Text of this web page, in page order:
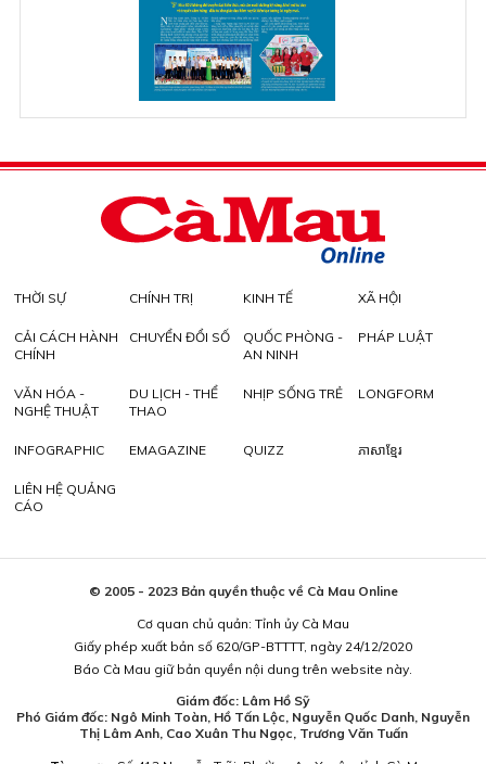
THỜI SỰ CHÍNH TRỊ KINH TẾ XÃ HỘI
CẢI CÁCH HÀNH
CHÍNH
CHUYỂN ĐỔI SỐ
QUỐC PHÒNG -
AN NINH
PHÁP LUẬT
VĂN HÓA -
NGHỆ THUẬT
DU LỊCH - THỂ
THAO
NHỊP SỐNG TRẺ LONGFORM
INFOGRAPHIC EMAGAZINE QUIZZ ភាសាខ្មែរ
LIÊN HỆ QUẢNG
CÁO
© 2005 - 2023 Bản quyền thuộc về Cà Mau Online
Cơ quan chủ quản: Tỉnh ủy Cà Mau
Giấy phép xuất bản số 620/GP-BTTTT, ngày 24/12/2020
Báo Cà Mau giữ bản quyền nội dung trên website này.
Giám đốc: Lâm Hồ Sỹ
Phó Giám đốc: Ngô Minh Toàn, Hồ Tấn Lộc, Nguyễn Quốc Danh, Nguyễn
Thị Lâm Anh, Cao Xuân Thu Ngọc, Trương Văn Tuấn